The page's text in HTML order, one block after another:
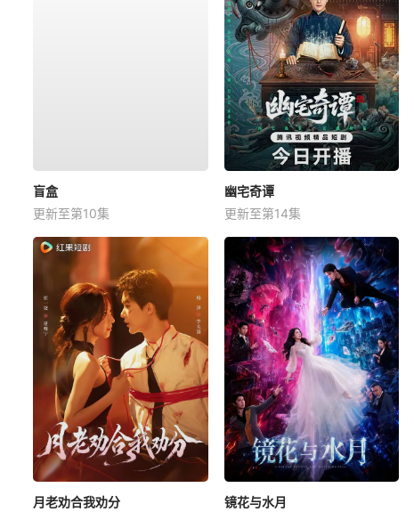
盲盒
更新至第10集
幽宅奇谭
更新至第14集
月老劝合我劝分
镜花与水月